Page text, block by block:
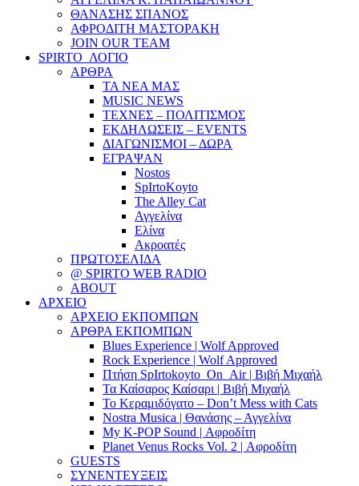
ΘΑΝΑΣΗΣ ΣΠΑΝΟΣ
ΑΦΡΟΔΙΤΗ ΜΑΣΤΟΡΑΚΗ
JOIN OUR TEAM
SPIRTO_ΛΟΓΙΟ
ΑΡΘΡΑ
ΤΑ ΝΕΑ ΜΑΣ
MUSIC NEWS
ΤΕΧΝΕΣ – ΠΟΛΙΤΙΣΜΟΣ
ΕΚΔΗΛΩΣΕΙΣ – EVENTS
ΔΙΑΓΩΝΙΣΜΟΙ – ΔΩΡΑ
ΕΓΡΑΨΑΝ
Nostos
SpIrtoKoyto
The Alley Cat
Αγγελίνα
Ελίνα
Ακροατές
ΠΡΩΤΟΣΕΛΙΔΑ
@ SPIRTO WEB RADIO
ABOUT
ΑΡΧΕΙΟ
ΑΡΧΕΙΟ ΕΚΠΟΜΠΩΝ
ΑΡΘΡΑ ΕΚΠΟΜΠΩΝ
Blues Experience | Wolf Approved
Rock Experience | Wolf Approved
Πτήση SpIrtokoyto_On_Air | Βιβή Μιχαήλ
Τα Καίσαρος Καίσαρι | Βιβή Μιχαήλ
Το Κεραμιδόγατο – Don’t Mess with Cats
Nostra Musica | Θανάσης – Αγγελίνα
My K-POP Sound | Αφροδίτη
Planet Venus Rocks Vol. 2 | Αφροδίτη
GUESTS
ΣΥΝΕΝΤΕΥΞΕΙΣ